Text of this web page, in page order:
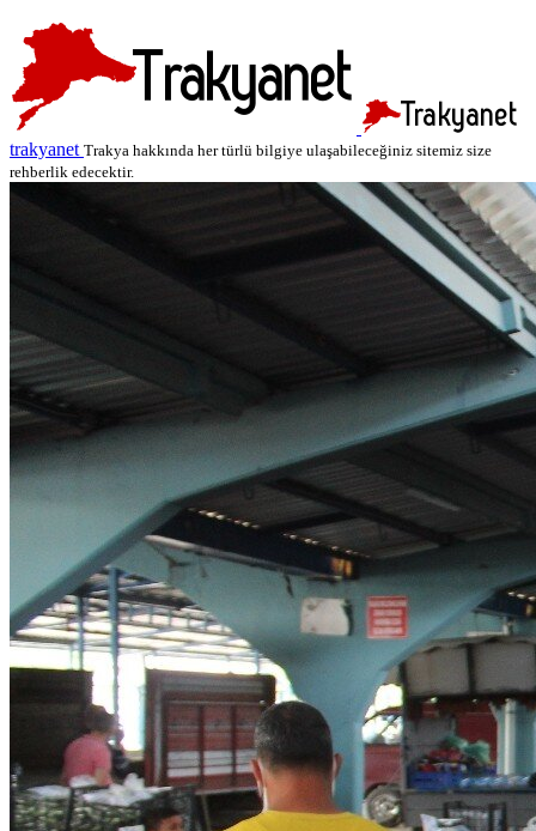
trakyanet Trakya hakkında her türlü bilgiye ulaşabileceğiniz sitemiz size
rehberlik edecektir.